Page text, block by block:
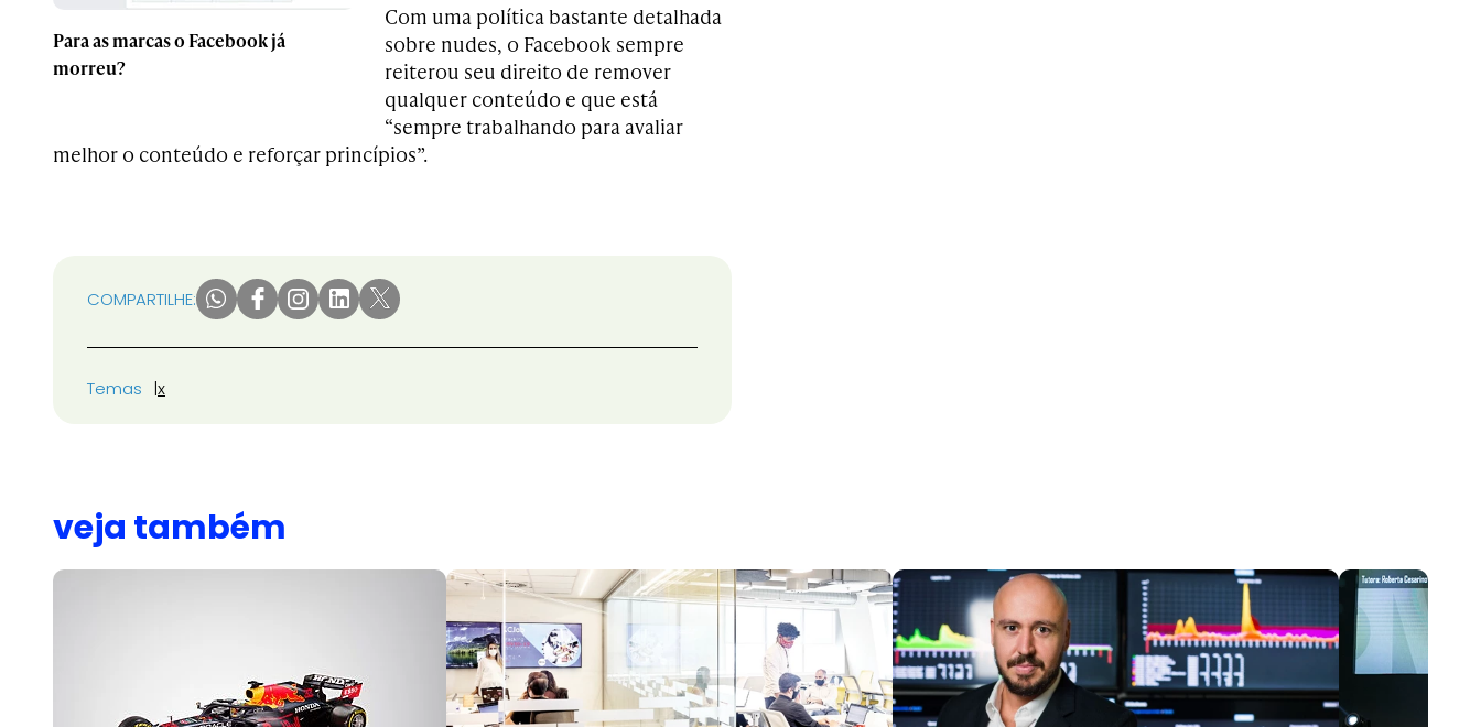
Para as marcas o Facebook já
morreu?
Com uma política bastante detalhada
sobre nudes, o Facebook sempre
reiterou seu direito de remover
qualquer conteúdo e que está
“sempre trabalhando para avaliar
melhor o conteúdo e reforçar princípios”.
COMPARTILHE:
Temas x
veja também